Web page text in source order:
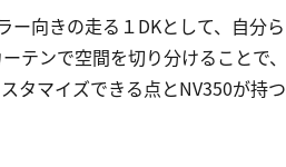
ー向きの走る１DKとして、自分
テンで空間を切り分けることで
タマイズできる点とNV350が持